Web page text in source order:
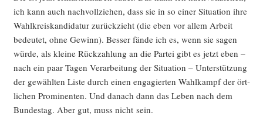
ich kann auch nach­voll­zie­hen, dass sie in so einer Situa­ti­on ihre
Wahl­kreis­kan­di­da­tur zurück­zieht (die eben vor allem Arbeit
bedeu­tet, ohne Gewinn). Bes­ser fän­de ich es, wenn sie sagen
wür­de, als klei­ne Rück­zah­lung an die Par­tei gibt es jetzt eben –
nach ein paar Tagen Ver­ar­bei­tung der Situa­ti­on – Unter­stüt­zung
der gewähl­ten Lis­te durch einen enga­gier­ten Wahl­kampf der ört­
li­chen Pro­mi­nen­ten. Und danach dann das Leben nach dem
Bun­des­tag. Aber gut, muss nicht sein.